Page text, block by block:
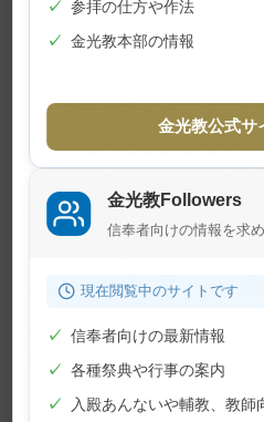
「おひとりさま」の老後
は、教会参拝を通して「
関与してきたし、これか
思う。例えば、現在、「
や台所を地域に開かれた
はじめ、さまざまな世代
てはいかがだろうか
✓ 参拝の仕方や作法
✓ 金光教本部の情報
金光教公式サ
金光教Followers
信奉者向けの情報を求
現在閲覧中のサイトです
✓ 信奉者向けの最新情報
✓ 各種祭典や行事の案内
✓ 入殿あんないや輔教、教師